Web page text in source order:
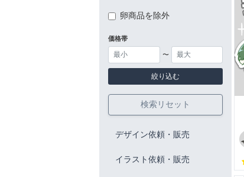
卵商品を除外
価格帯
〜
絞り込む
検索リセット
デザイン依頼・販売
イラスト依頼・販売